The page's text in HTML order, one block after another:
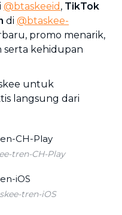
@btaskeeid , TikTok
di @btaskee-
promo menarik,
serta kehidupan
untuk
langsung dari
tren-CH-Play
tren-iOS